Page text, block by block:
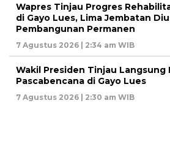
Wapres Tinjau Progres
di Gayo Lues, Lima Jembatan
Pembangunan Permanen
7 Agustus 2026 | 2:34 am WIB
Wakil Presiden Tinjau Langsung
Pascabencana di Gayo Lues
7 Agustus 2026 | 2:30 am WIB